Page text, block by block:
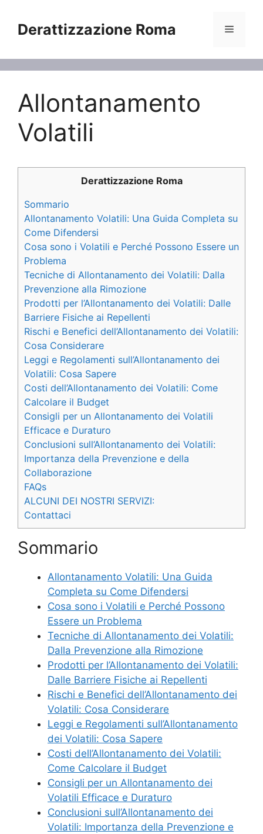
contenuto
Derattizzazione Roma Menu
Allontanamento
Volatili
Derattizzazione Roma
Sommario
Allontanamento Volatili: Una Guida Completa su
Come Difendersi
Cosa sono i Volatili e Perché Possono Essere un
Problema
Tecniche di Allontanamento dei Volatili: Dalla
Prevenzione alla Rimozione
Prodotti per l’Allontanamento dei Volatili: Dalle
Barriere Fisiche ai Repellenti
Rischi e Benefici dell’Allontanamento dei Volatili:
Cosa Considerare
Leggi e Regolamenti sull’Allontanamento dei
Volatili: Cosa Sapere
Costi dell’Allontanamento dei Volatili: Come
Calcolare il Budget
Consigli per un Allontanamento dei Volatili
Efficace e Duraturo
Conclusioni sull’Allontanamento dei Volatili:
Importanza della Prevenzione e della
Collaborazione
FAQs
ALCUNI DEI NOSTRI SERVIZI:
Contattaci
Sommario
Allontanamento Volatili: Una Guida
Completa su Come Difendersi
Cosa sono i Volatili e Perché Possono
Essere un Problema
Tecniche di Allontanamento dei Volatili:
Dalla Prevenzione alla Rimozione
Prodotti per l’Allontanamento dei Volatili:
Dalle Barriere Fisiche ai Repellenti
Rischi e Benefici dell’Allontanamento dei
Volatili: Cosa Considerare
Leggi e Regolamenti sull’Allontanamento
dei Volatili: Cosa Sapere
Costi dell’Allontanamento dei Volatili:
Come Calcolare il Budget
Consigli per un Allontanamento dei
Volatili Efficace e Duraturo
Conclusioni sull’Allontanamento dei
Volatili: Importanza della Prevenzione e